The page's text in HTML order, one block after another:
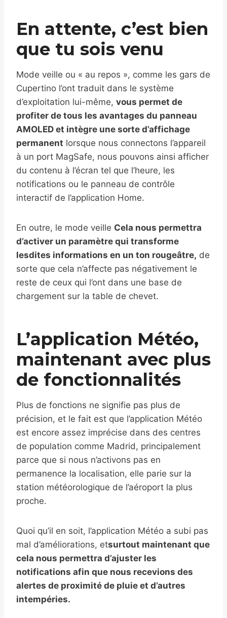
En attente, c’est bien
que tu sois venu
Mode veille ou « au repos », comme les gars de
Cupertino l’ont traduit dans le système
d’exploitation lui-même, vous permet de
profiter de tous les avantages du panneau
AMOLED et intègre une sorte d’affichage
permanent lorsque nous connectons l’appareil
à un port MagSafe, nous pouvons ainsi afficher
du contenu à l’écran tel que l’heure, les
notifications ou le panneau de contrôle
interactif de l’application Home.
En outre, le mode veille Cela nous permettra
d’activer un paramètre qui transforme
lesdites informations en un ton rougeâtre, de
sorte que cela n’affecte pas négativement le
reste de ceux qui l’ont dans une base de
chargement sur la table de chevet.
L’application Météo,
maintenant avec plus
de fonctionnalités
Plus de fonctions ne signifie pas plus de
précision, et le fait est que l’application Météo
est encore assez imprécise dans des centres
de population comme Madrid, principalement
parce que si nous n’activons pas en
permanence la localisation, elle parie sur la
station météorologique de l’aéroport la plus
proche.
Quoi qu’il en soit, l’application Météo a subi pas
mal d’améliorations, etsurtout maintenant que
cela nous permettra d’ajuster les
notifications afin que nous recevions des
alertes de proximité de pluie et d’autres
intempéries.